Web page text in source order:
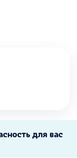
для вас